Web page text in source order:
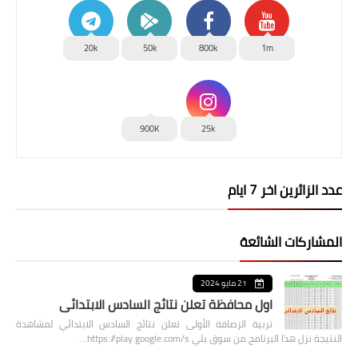
1m
800k
50k
20k
25k
900K
عدد الزائرين اخر 7 ايام
المشاركات الشائعة
21 مايو 2024
اول محافظة تعلن نتائج السادس الابتدائي
تربية الرصافة الأولى تعلن نتائج السادس الابتدائي لمشاهدة
النتيجة نزل هذا البرنامج من سوق بلي https://play.google.com/s…